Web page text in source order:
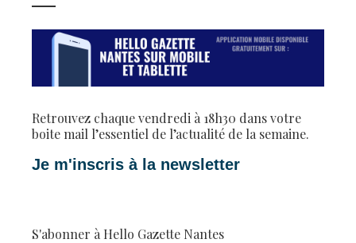
Retrouvez chaque vendredi à 18h30 dans votre
boite mail l’essentiel de l’actualité de la semaine.
Je m'inscris à la newsletter
S'abonner à Hello Gazette Nantes